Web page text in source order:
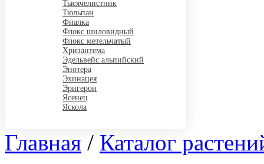
Тысячелистник
Тюльпан
Фиалка
Флокс шиловидный
Флокс метельчатый
Хризантема
Эдельвейс альпийский
Энотера
Эхинацея
Эригерон
Ясенец
Яскола
Главная / Каталог